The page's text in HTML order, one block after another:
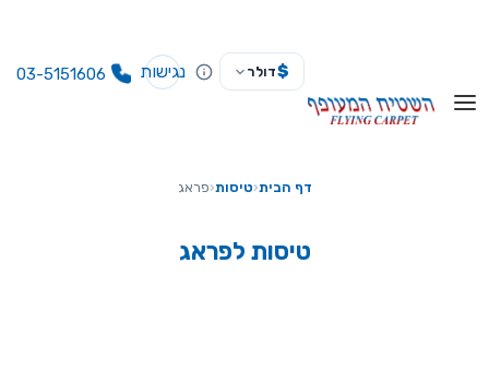
$דולר נגישות 03-5151606
דף הבית‹טיסות‹פראג
טיסות לפראג